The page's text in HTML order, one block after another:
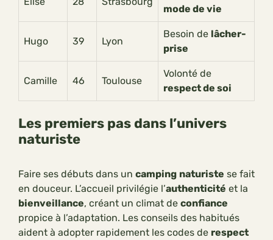
mode de vie
Hugo 39 Lyon
Besoin de lâcher-
prise
Camille 46 Toulouse
Volonté de
respect de soi
Les premiers pas dans l’univers
naturiste
Faire ses débuts dans un camping naturiste se fait
en douceur. L’accueil privilégie l’authenticité et la
bienveillance, créant un climat de confiance
propice à l’adaptation. Les conseils des habitués
aident à adopter rapidement les codes de respect